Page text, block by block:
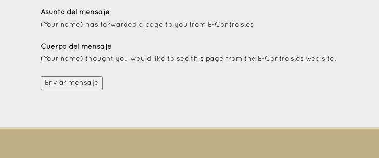
Asunto del mensaje
(Your name) has forwarded a page to you from E-Controls.es
Cuerpo del mensaje
(Your name) thought you would like to see this page from the E-Controls.es web site.